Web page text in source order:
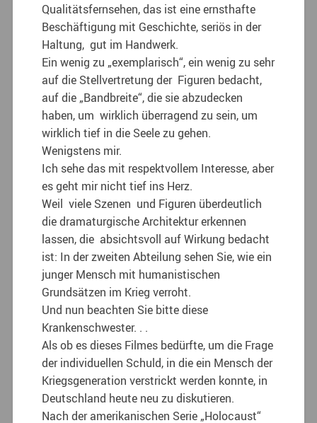
Qualitätsfernsehen, das ist eine ernsthafte
Beschäftigung mit Geschichte, seriös in der
Haltung, gut im Handwerk.
Ein wenig zu „exemplarisch“, ein wenig zu sehr
auf die Stellvertretung der Figuren bedacht,
auf die „Bandbreite“, die sie abzudecken
haben, um wirklich überragend zu sein, um
wirklich tief in die Seele zu gehen.
Wenigstens mir.
Ich sehe das mit respektvollem Interesse, aber
es geht mir nicht tief ins Herz.
Weil viele Szenen und Figuren überdeutlich
die dramaturgische Architektur erkennen
lassen, die absichtsvoll auf Wirkung bedacht
ist: In der zweiten Abteilung sehen Sie, wie ein
junger Mensch mit humanistischen
Grundsätzen im Krieg verroht.
Und nun beachten Sie bitte diese
Krankenschwester. . .
Als ob es dieses Filmes bedürfte, um die Frage
der individuellen Schuld, in die ein Mensch der
Kriegsgeneration verstrickt werden konnte, in
Deutschland heute neu zu diskutieren.
Nach der amerikanischen Serie „Holocaust“